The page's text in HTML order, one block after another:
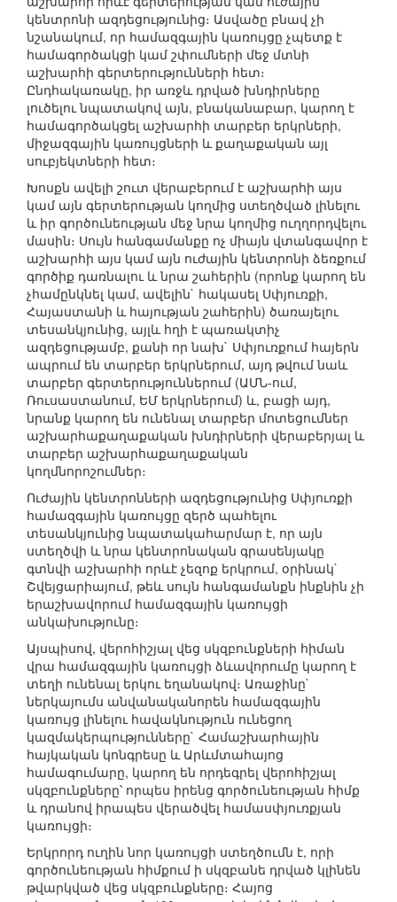
կենտրոնի ազդեցությունից։ Ասվածը բնավ չի
նշանակում, որ համազգային կառույցը չպետք է
համագործակցի կամ շփումների մեջ մտնի
աշխարհի գերտերությունների հետ։
Ընդհակառակը, իր առջև դրված խնդիրները
լուծելու նպատակով այն, բնականաբար, կարող է
համագործակցել աշխարհի տարբեր երկրների,
միջազգային կառույցների և քաղաքական այլ
սուբյեկտների հետ։
Խոսքն ավելի շուտ վերաբերում է աշխարհի այս
կամ այն գերտերության կողմից ստեղծված լինելու
և իր գործունեության մեջ նրա կողմից ուղղորդվելու
մասին։ Սույն հանգամանքը ոչ միայն վտանգավոր է
աշխարհի այս կամ այն ուժային կենտրոնի ձեռքում
գործիք դառնալու և նրա շահերին (որոնք կարող են
չհամընկնել կամ, ավելին` հակասել Սփյուռքի,
Հայաստանի և հայության շահերին) ծառայելու
տեսանկյունից, այլև հղի է պառակտիչ
ազդեցությամբ, քանի որ նախ` Սփյուռքում հայերն
ապրում են տարբեր երկրներում, այդ թվում նաև
տարբեր գերտերություններում (ԱՄՆ-ում,
Ռուսաստանում, ԵՄ երկրներում) և, բացի այդ,
նրանք կարող են ունենալ տարբեր մոտեցումներ
աշխարհաքաղաքական խնդիրների վերաբերյալ և
տարբեր աշխարհաքաղաքական
կողմնորոշումներ։
Ուժային կենտրոնների ազդեցությունից Սփյուռքի
համազգային կառույցը զերծ պահելու
տեսանկյունից նպատակահարմար է, որ այն
ստեղծվի և նրա կենտրոնական գրասենյակը
գտնվի աշխարհի որևէ չեզոք երկրում, օրինակ`
Շվեյցարիայում, թեև սույն հանգամանքն ինքնին չի
երաշխավորում համազգային կառույցի
անկախությունը։
Այսպիսով, վերոհիշյալ վեց սկզբունքների հիման
վրա համազգային կառույցի ձևավորումը կարող է
տեղի ունենալ երկու եղանակով։ Առաջինը`
ներկայումս անվանականորեն համազգային
կառույց լինելու հավակնություն ունեցող
կազմակերպությունները` Համաշխարհային
հայկական կոնգրեսը և Արևմտահայոց
համագումարը, կարող են որդեգրել վերոհիշյալ
սկզբունքները՝ որպես իրենց գործունեության հիմք
և դրանով իրապես վերածվել համասփյուռքյան
կառույցի։
Երկրորդ ուղին նոր կառույցի ստեղծումն է, որի
գործունեության հիմքում ի սկզբանե դրված կլինեն
թվարկված վեց սկզբունքները։ Հայոց